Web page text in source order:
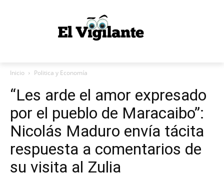
Inicio Politica y Economía
“Les arde el amor expresado
por el pueblo de Maracaibo”:
Nicolás Maduro envía tácita
respuesta a comentarios de
su visita al Zulia